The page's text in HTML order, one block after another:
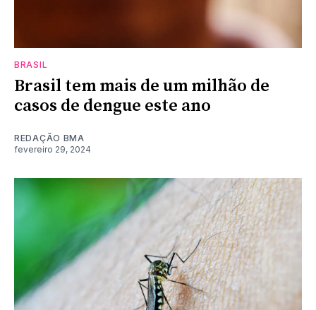
BRASIL
Brasil tem mais de um milhão de
casos de dengue este ano
REDAÇÃO BMA
fevereiro 29, 2024